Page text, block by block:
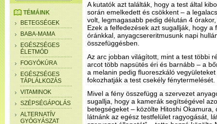
TÉMÁINK
BETEGSÉGEK
BABA-MAMA
EGÉSZSÉGES
ÉLETMÓD
FOGYÓKÚRA
EGÉSZSÉGES
TÁPLÁLKOZÁS
VITAMINOK
SZÉPSÉGÁPOLÁS
ALTERNATÍV
GYÓGYÁSZAT
A kutatók azt találták, hogy a test által
során emelkedett és csökkent – a
volt, legmagasabb pedig délután 4
Ezek a felfedezések azt sugallják, hogy a
óránkkal, anyagcsereritmusunk napi
összefüggésben.
Az arc jobban világított, mint a test többi
arcot több napsütés éri és barnább – a
a melanin pedig fluoreszkáló
fokozhatják a test csekély fénytermelését.
Mivel a fény összefügg a szervezet
sugallja, hogy a kamerák segítségével
betegségeket – közölte Hitoshi Okamura,
látnánk az egész testfelület ragyogását,